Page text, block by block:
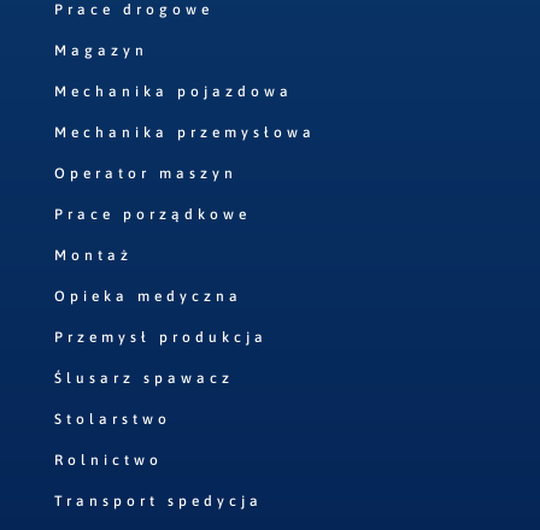
Prace drogowe
Magazyn
Mechanika pojazdowa
Mechanika przemysłowa
Operator maszyn
Prace porządkowe
Montaż
Opieka medyczna
Przemysł produkcja
Ślusarz spawacz
Stolarstwo
Rolnictwo
Transport spedycja